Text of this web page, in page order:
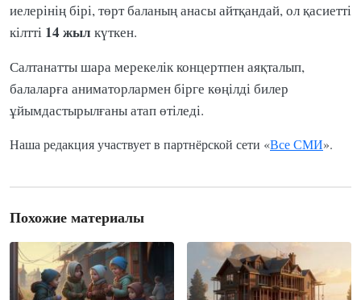
иелерінің бірі, төрт баланың анасы айтқандай, ол қасиетті
кілтті 14 жыл күткен.
Салтанатты шара мерекелік концертпен аяқталып,
балаларға аниматорлармен бірге көңілді билер
ұйымдастырылғаны атап өтіледі.
Наша редакция участвует в партнёрской сети «Все СМИ».
Похожие материалы